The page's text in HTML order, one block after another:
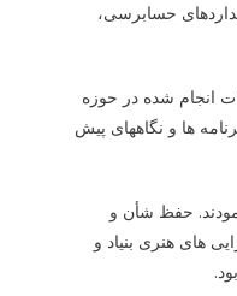
بازرس قانونی، عملکرد مالی بنیاد رودکی در سال ۱۴۰۴ طبق استانداردهای حسابرسی،
فرهنگی و هنری بنیاد در سال ۱۴۰۴ و همینطور اقدامات انجام شده در حوزه
۱۴۰۳ و ۱۴۰۴ را تشریح و چشم انداز برنامه ها و نگاههای پیش
حفظ شأن و
های هنری بنیاد و